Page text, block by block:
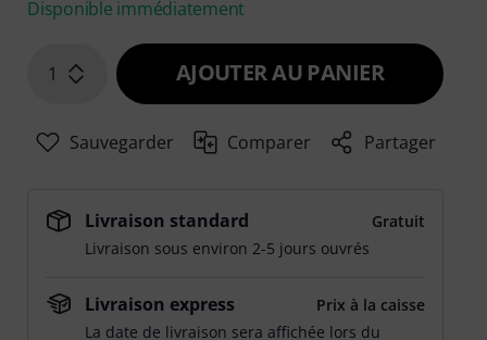
Disponible immédiatement
1 AJOUTER AU PANIER
Sauvegarder Comparer Partager
Livraison standard
Gratuit
Livraison sous environ 2-5 jours ouvrés
Livraison express
Prix à la caisse
La date de livraison sera affichée lors du